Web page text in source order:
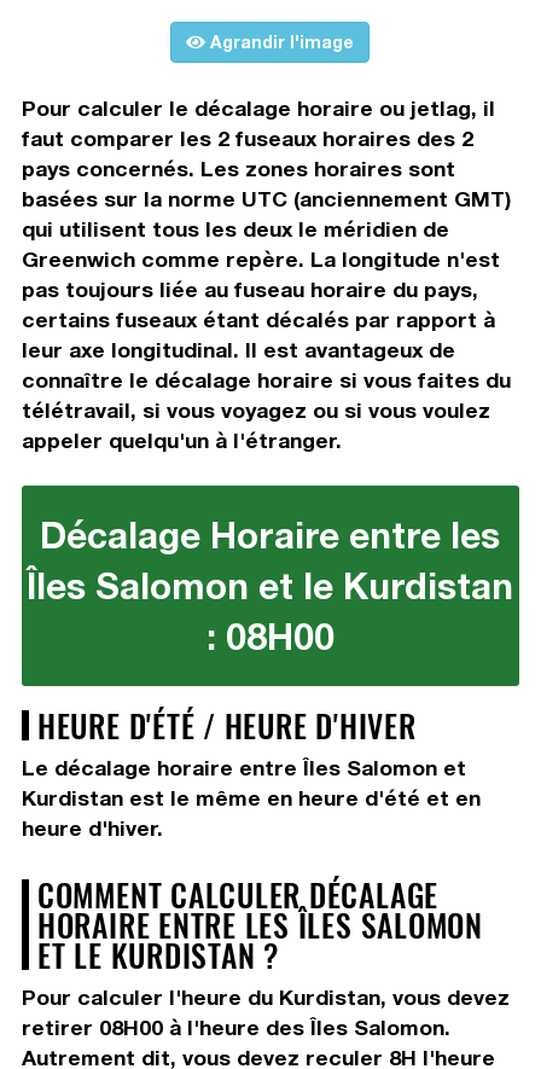
Agrandir l'image
Pour calculer le décalage horaire ou jetlag, il
faut comparer les 2 fuseaux horaires des 2
pays concernés. Les zones horaires sont
basées sur la norme UTC (anciennement GMT)
qui utilisent tous les deux le méridien de
Greenwich comme repère. La longitude n'est
pas toujours liée au fuseau horaire du pays,
certains fuseaux étant décalés par rapport à
leur axe longitudinal. Il est avantageux de
connaître le décalage horaire si vous faites du
télétravail, si vous voyagez ou si vous voulez
appeler quelqu'un à l'étranger.
Décalage Horaire entre les
Îles Salomon et le Kurdistan
: 08H00
HEURE D'ÉTÉ / HEURE D'HIVER
Le décalage horaire entre Îles Salomon et
Kurdistan est le même en heure d'été et en
heure d'hiver.
COMMENT CALCULER DÉCALAGE
HORAIRE ENTRE LES ÎLES SALOMON
ET LE KURDISTAN ?
Pour calculer l'heure du Kurdistan, vous devez
retirer 08H00à l'heure des Îles Salomon.
Autrement dit, vous devez reculer 8H l'heure